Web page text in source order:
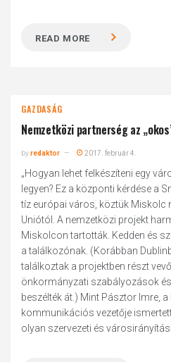
READ MORE
GAZDASÁG
Nemzetközi partnerség az
byredaktor 2017. február 4.
„Hogyan lehet felkészíteni egy
legyen? Ez a központi kérdése a
tíz európai város, köztük Miskolc
Uniótól. A nemzetközi projekt
Miskolcon tartották. Kedden és
a találkozónak. (Korábban
találkoztak a projektben részt
önkormányzati szabályozások
beszélték át.) Mint Pásztor Imre,
kommunikációs vezetője
olyan szervezeti és